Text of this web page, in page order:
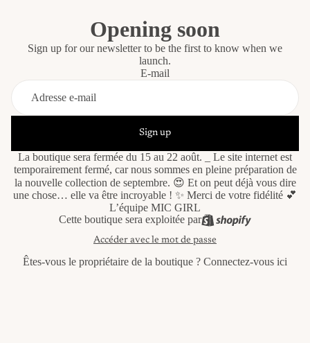
Opening soon
Sign up for our newsletter to be the first to know when we
launch.
E-mail
Sign up
La boutique sera fermée du 15 au 22 août. _ Le site internet est
temporairement fermé, car nous sommes en pleine préparation de
la nouvelle collection de septembre. 😍 Et on peut déjà vous dire
une chose… elle va être incroyable ! ✨ Merci de votre fidélité 💕
L’équipe MIC GIRL
Cette boutique sera exploitée par
Accéder avec le mot de passe
Êtes-vous le propriétaire de la boutique ? Connectez-vous ici